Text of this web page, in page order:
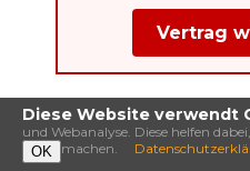
Vertrag
Diese Website verwendt
und Webanalyse. Diese helfen
machen.
OK